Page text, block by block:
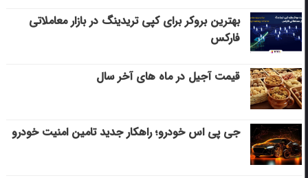
بهترین بروکر برای کپی‌ تریدینگ در بازار معاملاتی
فارکس
قیمت آجیل در ماه های آخر سال
جی پی اس خودرو؛ راهکار جدید تامین امنیت خودرو